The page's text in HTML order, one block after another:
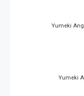
Yumeki
Yumeki